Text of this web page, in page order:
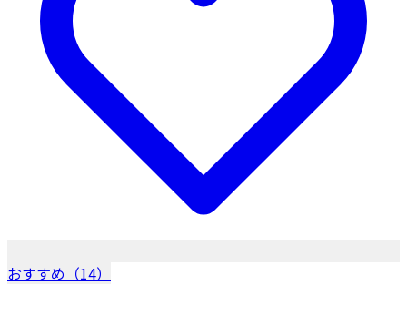
おすすめ（14）